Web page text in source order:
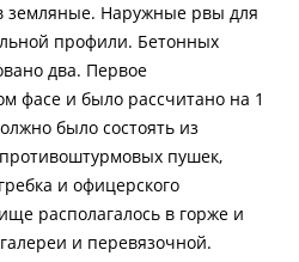
земляные. Наружные рвы для
профили. Бетонных
два. Первое
фасе и было рассчитано на 1
было состоять из
пушек,
и офицерского
располагалось в горже и
и перевязочной.